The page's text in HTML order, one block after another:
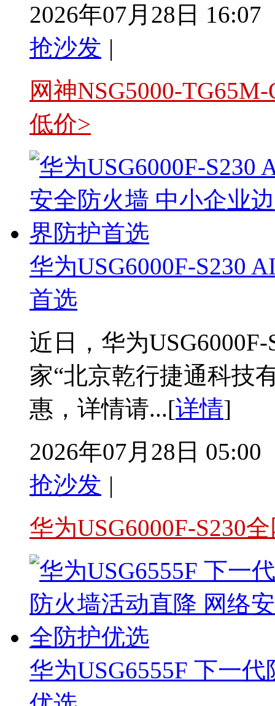
2026年07月28日 16:07
抢沙发 |
网神NSG5000-
低价>
华为USG6000F-S230
首选
近日，华为
家“北京乾行捷通科技
惠，详情请...[详情]
2026年07月28日 05:00
抢沙发 |
华为USG6000F-S230
华为USG6555F 下一